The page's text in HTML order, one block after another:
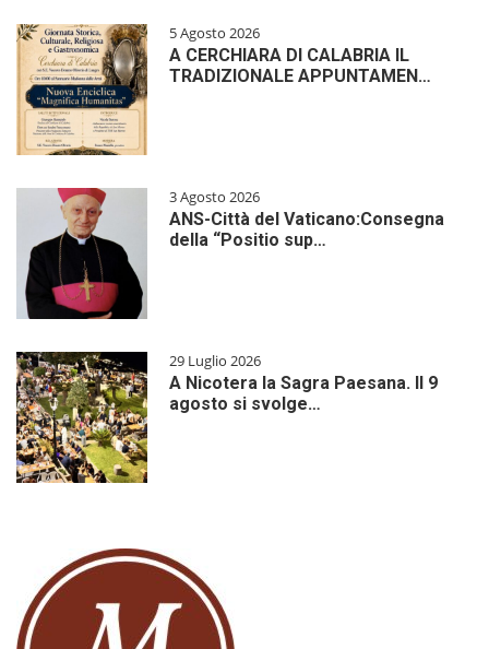
5 Agosto 2026
A CERCHIARA DI CALABRIA IL
TRADIZIONALE APPUNTAMEN…
3 Agosto 2026
ANS-Città del Vaticano:Consegna
della “Positio sup…
29 Luglio 2026
A Nicotera la Sagra Paesana. Il 9
agosto si svolge…